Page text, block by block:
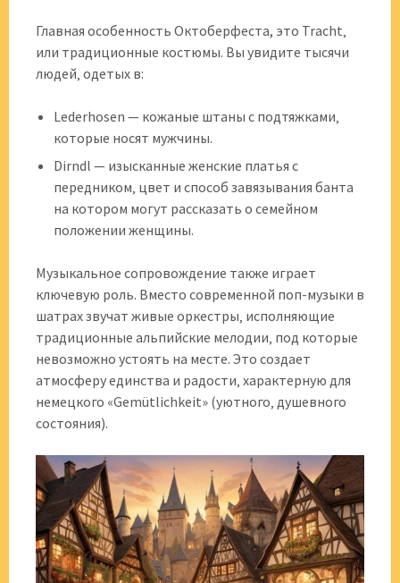
Главная особенность Октоберфеста, это Tracht‚
или традиционные костюмы. Вы увидите тысячи
людей‚ одетых в:
Lederhosen — кожаные штаны с подтяжками‚
которые носят мужчины.
Dirndl — изысканные женские платья с
передником‚ цвет и способ завязывания банта
на котором могут рассказать о семейном
положении женщины.
Музыкальное сопровождение также играет
ключевую роль. Вместо современной поп-музыки в
шатрах звучат живые оркестры‚ исполняющие
традиционные альпийские мелодии‚ под которые
невозможно устоять на месте. Это создает
атмосферу единства и радости‚ характерную для
немецкого «Gemütlichkeit» (уютного‚ душевного
состояния).